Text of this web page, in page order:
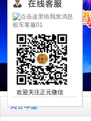
商务车型
租车客服01
欢迎关注正元微信